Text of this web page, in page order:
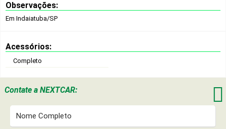
Observações:
Em Indaiatuba/SP
Acessórios:
Completo
Contate a NEXTCAR: 